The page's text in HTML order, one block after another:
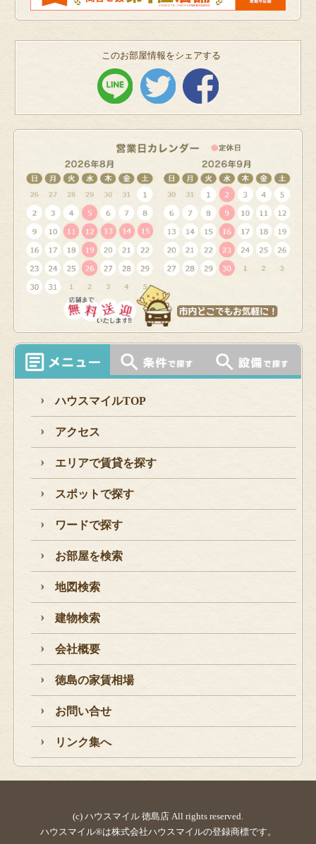
このお部屋情報をシェアする
ハウスマイルTOP
アクセス
エリアで賃貸を探す
スポットで探す
ワードで探す
お部屋を検索
地図検索
建物検索
会社概要
徳島の家賃相場
お問い合せ
リンク集へ
(c) ハウスマイル 徳島店 All rights reserved.
ハウスマイル®は株式会社ハウスマイルの登録商標です。